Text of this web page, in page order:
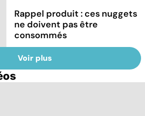
Rappel produit : ces nuggets
ne doivent pas être
consommés
Voir plus